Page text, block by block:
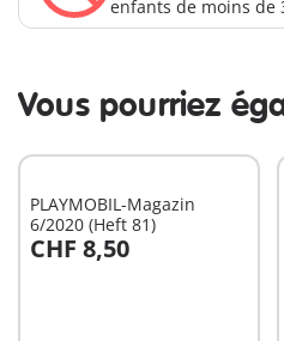
enfants de moins de
Vous pourriez
PLAYMOBIL-Magazin
6/2020 (Heft 81)
CHF 8,50
Au panier